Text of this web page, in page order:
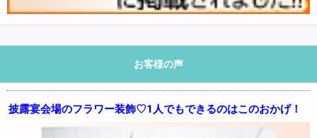
お客様の声
披露宴会場のフラワー装飾♡1人でもできるのはこのおかげ！